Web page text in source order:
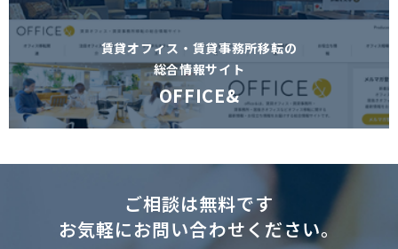
賃貸オフィス・賃貸事務所移転の
総合情報サイト
OFFICE&
ご相談は無料です
お気軽にお問い合わせください。